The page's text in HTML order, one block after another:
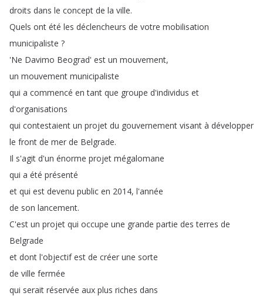
droits dans le concept de la ville.
Quels ont été les déclencheurs de votre mobilisation
municipaliste ?
'Ne Davimo Beograd' est un mouvement,
un mouvement municipaliste
qui a commencé en tant que groupe d'individus et
d'organisations
qui contestaient un projet du gouvernement visant à développer
le front de mer de Belgrade.
Il s'agit d'un énorme projet mégalomane
qui a été présenté
et qui est devenu public en 2014, l'année
de son lancement.
C'est un projet qui occupe une grande partie des terres de
Belgrade
et dont l'objectif est de créer une sorte
de ville fermée
qui serait réservée aux plus riches dans